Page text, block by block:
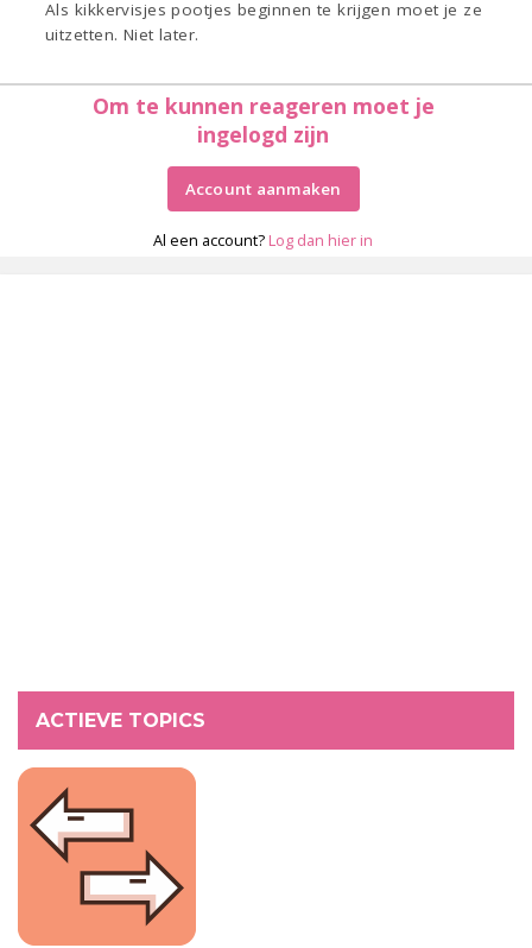
Als kikkervisjes pootjes beginnen te krijgen moet je ze
uitzetten. Niet later.
Om te kunnen reageren moet je
ingelogd zijn
Account aanmaken
Al een account? Log dan hier in
ACTIEVE TOPICS